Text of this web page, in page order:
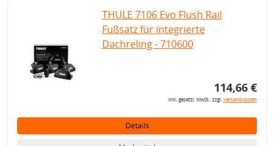
THULE 7106 Evo Flush Rail
Fußsatz für integrierte
Dachreling - 710600
114,66 €
inkl. gesetzl. MwSt., zzgl.Versandkosten
Details